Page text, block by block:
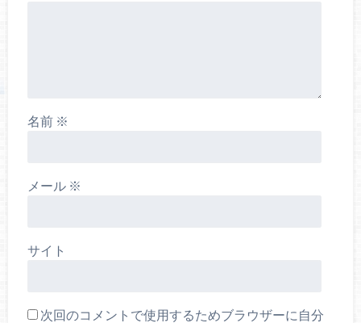
名前 ※
メール ※
サイト
次回のコメントで使用するためブラウザーに自分